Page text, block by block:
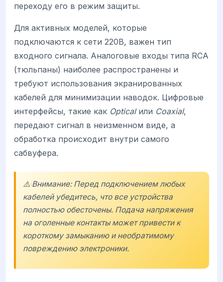
переходу его в режим защиты.
Для активных моделей, которые
подключаются к сети 220В, важен тип
входного сигнала. Аналоговые входы типа RCA
(тюльпаны) наиболее распространены и
требуют использования экранированных
кабелей для минимизации наводок. Цифровые
интерфейсы, такие как Opticalили Coaxial,
передают сигнал в неизменном виде, а
обработка происходит внутри самого
сабвуфера.
⚠️ Внимание: Перед подключением любых
кабелей убедитесь, что все устройства
полностью обесточены. Подача напряжения
на оголенные контакты может привести к
короткому замыканию и необратимому
повреждению электроники.